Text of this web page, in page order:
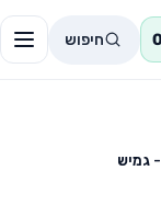
חיפוש
גמיש